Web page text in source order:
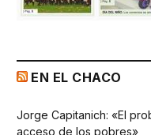
EN EL CHACO
Jorge Capitanich: «El
acceso de los pobres»